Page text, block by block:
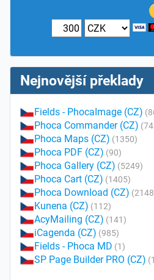
Nejnovější překlady
Fields - PhocaImage (CZ)
Phoca Commander (CZ)
Phoca Maps (CZ) (1350)
Phoca PDF (CZ) (90)
Phoca Gallery (CZ) (5249)
Phoca Cart (CZ) (1405)
Phoca Download (CZ)
Kunena (CZ) (112)
AcyMailing (CZ) (141)
iCagenda (CZ) (985)
Fields - Phoca MD (1)
SP Page Builder PRO (CZ)